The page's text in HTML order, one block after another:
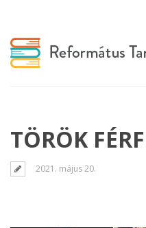
TÖRÖK
2021. május 20.